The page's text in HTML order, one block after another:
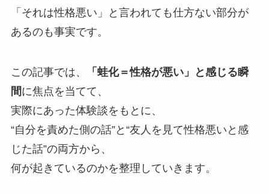
「それは性格悪い」と言われても仕方ない部分が
あるのも事実です。
この記事では、
「蛙化＝性格が悪い」と感じる瞬
間に焦点を当てて、
実際にあった体験談をもとに、
“自分を責めた側の話”と“友人を見て性格悪いと感
じた話”の両方から、
何が起きているのかを整理していきます。